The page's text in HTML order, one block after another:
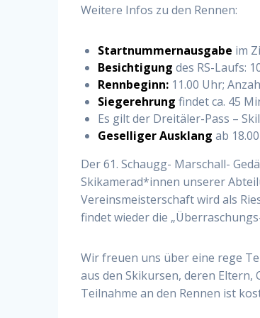
Weitere Infos zu den Rennen:
Startnummernausgabe im
Besichtigungdes RS-Laufs:
Rennbeginn: 11.00 Uhr;
Siegerehrung findet ca. 45
Es gilt der Dreitäler-Pass –
Geselliger Ausklang ab
Der 61. Schaugg- Marschall-
Skikamerad*innen unserer
Vereinsmeisterschaft wird als
findet wieder die
Wir freuen uns über eine rege
aus den Skikursen, deren Eltern,
Teilnahme an den Rennen ist